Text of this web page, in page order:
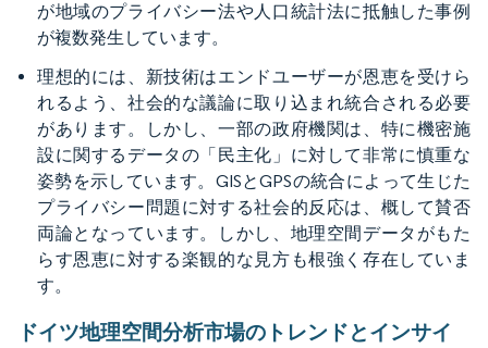
が地域のプライバシー法や人口統計法に抵触した事例
が複数発生しています。
理想的には、新技術はエンドユーザーが恩恵を受けら
れるよう、社会的な議論に取り込まれ統合される必要
があります。しかし、一部の政府機関は、特に機密施
設に関するデータの「民主化」に対して非常に慎重な
姿勢を示しています。GISとGPSの統合によって生じた
プライバシー問題に対する社会的反応は、概して賛否
両論となっています。しかし、地理空間データがもた
らす恩恵に対する楽観的な見方も根強く存在していま
す。
ドイツ地理空間分析市場のトレンドとインサイ